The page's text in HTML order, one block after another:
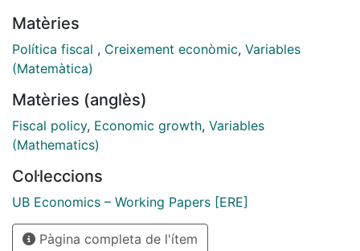
balance rule. The model shows that fiscal rules are not
neutral: their design and interaction, through an
endogenously adjusting tax rate, directly shape
The model identifies conditions under which a
balanced growth path exists and highlights the
possibility of multiple steady states. (...)
Matèries
Política fiscal , Creixement econòmic, Variables
(Matemàtica)
Matèries (anglès)
Fiscal policy, Economic growth, Variables
(Mathematics)
Col·leccions
UB Economics – Working Papers [ERE]
Pàgina completa de l'ítem